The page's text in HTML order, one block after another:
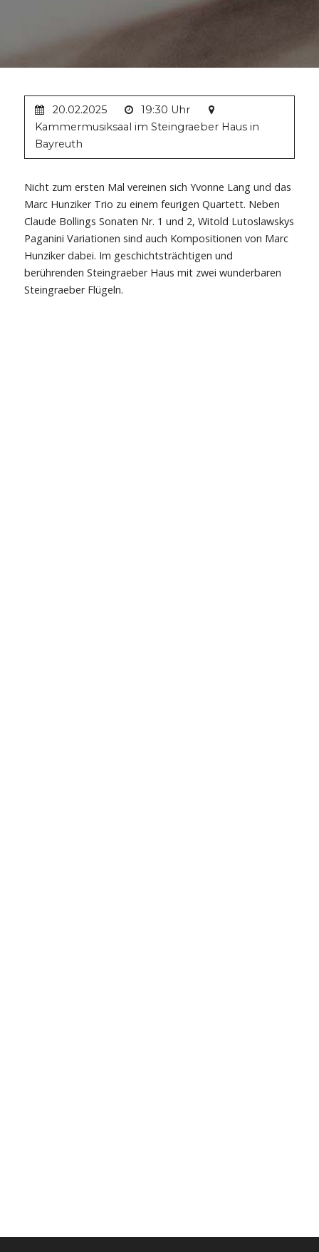
20.02.2025
19:30 Uhr
Kammermusiksaal im Steingraeber Haus in
Bayreuth
Nicht zum ersten Mal vereinen sich Yvonne Lang und das
Marc Hunziker Trio zu einem feurigen Quartett. Neben
Claude Bollings Sonaten Nr. 1 und 2, Witold Lutoslawskys
Paganini Variationen sind auch Kompositionen von Marc
Hunziker dabei. Im geschichtsträchtigen und
berührenden Steingraeber Haus mit zwei wunderbaren
Steingraeber Flügeln.